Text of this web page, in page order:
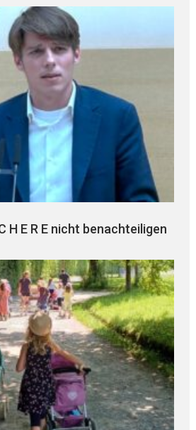
H E R E nicht benachteiligen